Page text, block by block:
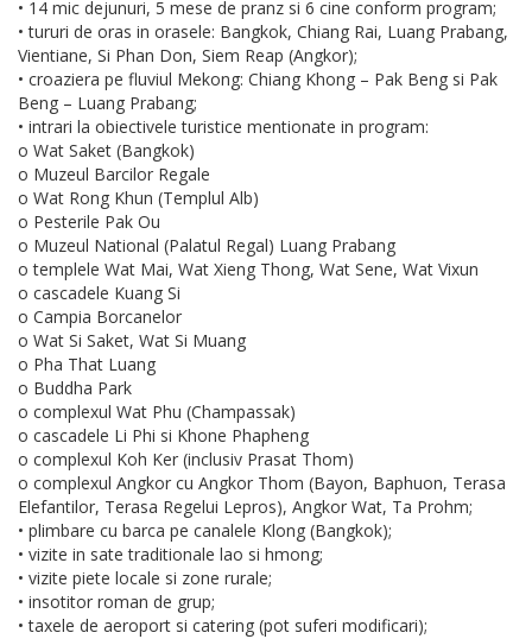
• 14 mic dejunuri, 5 mese de pranz si 6 cine conform program;
• tururi de oras in orasele: Bangkok, Chiang Rai, Luang Prabang,
Vientiane, Si Phan Don, Siem Reap (Angkor);
• croaziera pe fluviul Mekong: Chiang Khong – Pak Beng si Pak
Beng – Luang Prabang;
• intrari la obiectivele turistice mentionate in program:
o Wat Saket (Bangkok)
o Muzeul Barcilor Regale
o Wat Rong Khun (Templul Alb)
o Pesterile Pak Ou
o Muzeul National (Palatul Regal) Luang Prabang
o templele Wat Mai, Wat Xieng Thong, Wat Sene, Wat Vixun
o cascadele Kuang Si
o Campia Borcanelor
o Wat Si Saket, Wat Si Muang
o Pha That Luang
o Buddha Park
o complexul Wat Phu (Champassak)
o cascadele Li Phi si Khone Phapheng
o complexul Koh Ker (inclusiv Prasat Thom)
o complexul Angkor cu Angkor Thom (Bayon, Baphuon, Terasa
Elefantilor, Terasa Regelui Lepros), Angkor Wat, Ta Prohm;
• plimbare cu barca pe canalele Klong (Bangkok);
• vizite in sate traditionale lao si hmong;
• vizite piete locale si zone rurale;
• insotitor roman de grup;
• taxele de aeroport si catering (pot suferi modificari);